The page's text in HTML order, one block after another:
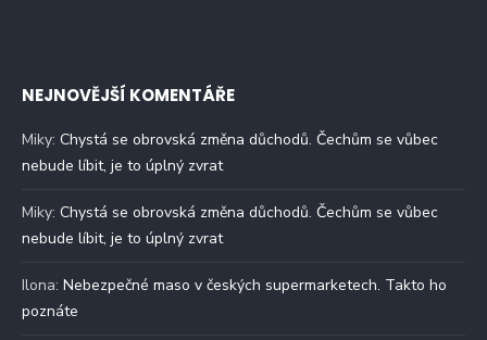
NEJNOVĚJŠÍ KOMENTÁŘE
Miky: Chystá se obrovská změna důchodů. Čechům se vůbec
nebude líbit, je to úplný zvrat
Miky: Chystá se obrovská změna důchodů. Čechům se vůbec
nebude líbit, je to úplný zvrat
Ilona: Nebezpečné maso v českých supermarketech. Takto ho
poznáte